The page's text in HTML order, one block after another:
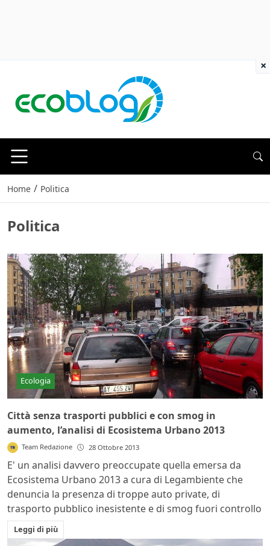
Home / Politica
Politica
Ecologia
Città senza trasporti pubblici e con smog in
aumento, l’analisi di Ecosistema Urbano 2013
Team Redazione 28 Ottobre 2013
E' un analisi davvero preoccupate quella emersa da
Ecosistema Urbano 2013 a cura di Legambiente che
denuncia la presenza di troppe auto private, di
trasporto pubblico inesistente e di smog fuori controllo
Leggi di più
×